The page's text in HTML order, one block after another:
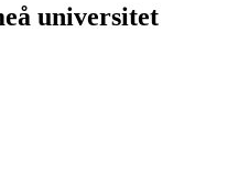
universitet